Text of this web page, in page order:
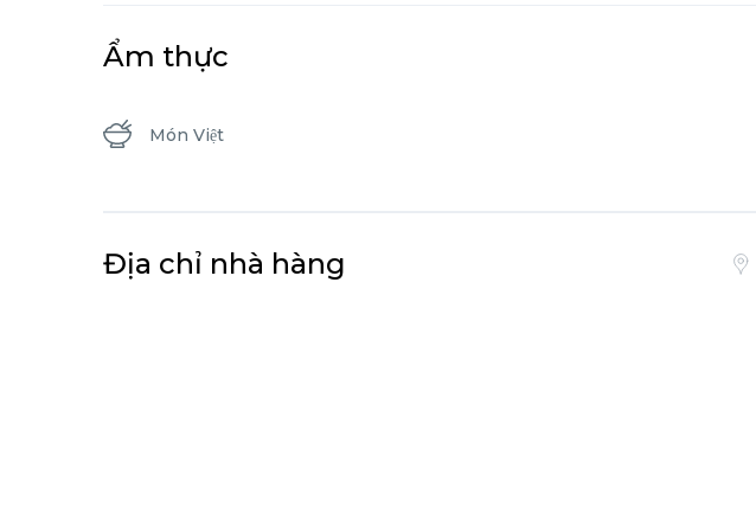
Ẩm thực
Món Việt
Địa chỉ nhà hàng